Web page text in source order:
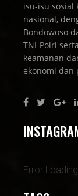
isu-isu sosial
nasional,
Bondowoso
TNI-Polri
keamanan
ekonomi dan
Error